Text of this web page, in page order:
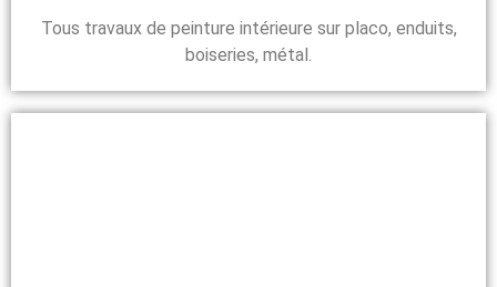
Tous travaux de peinture intérieure sur placo, enduits,
boiseries, métal.